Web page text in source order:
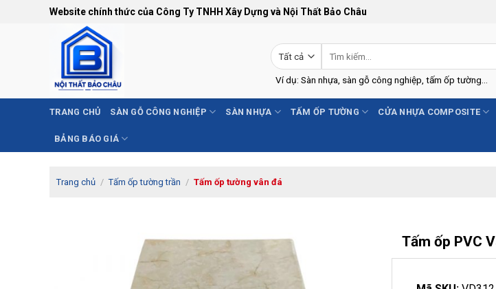
Website chính thức của Công Ty TNHH Xây Dựng và Nội Thất Bảo Châu
kiếm:
Ví dụ: Sàn nhựa, sàn gỗ công nghiệp, tấm ốp tường...
TRANG CHỦ SÀN GỖ CÔNG NGHIỆP SÀN NHỰA TẤM ỐP TƯỜNG CỬA NHỰA COMPOSITE
BẢNG BÁO GIÁ
Trang chủ / Tấm ốp tường trần / Tấm ốp tường vân đá
Tấm ốp PVC